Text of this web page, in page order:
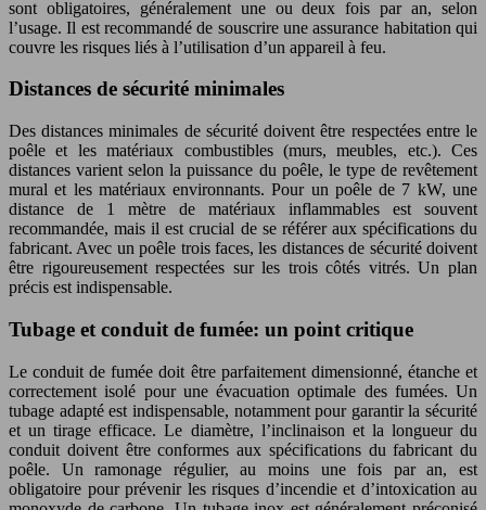
sont obligatoires, généralement une ou deux fois par an, selon
l’usage. Il est recommandé de souscrire une assurance habitation qui
couvre les risques liés à l’utilisation d’un appareil à feu.
Distances de sécurité minimales
Des distances minimales de sécurité doivent être respectées entre le
poêle et les matériaux combustibles (murs, meubles, etc.). Ces
distances varient selon la puissance du poêle, le type de revêtement
mural et les matériaux environnants. Pour un poêle de 7 kW, une
distance de 1 mètre de matériaux inflammables est souvent
recommandée, mais il est crucial de se référer aux spécifications du
fabricant. Avec un poêle trois faces, les distances de sécurité doivent
être rigoureusement respectées sur les trois côtés vitrés. Un plan
précis est indispensable.
Tubage et conduit de fumée: un point critique
Le conduit de fumée doit être parfaitement dimensionné, étanche et
correctement isolé pour une évacuation optimale des fumées. Un
tubage adapté est indispensable, notamment pour garantir la sécurité
et un tirage efficace. Le diamètre, l’inclinaison et la longueur du
conduit doivent être conformes aux spécifications du fabricant du
poêle. Un ramonage régulier, au moins une fois par an, est
obligatoire pour prévenir les risques d’incendie et d’intoxication au